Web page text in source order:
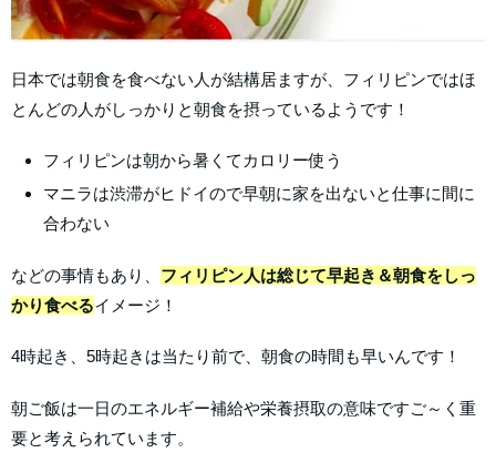
日本では朝食を食べない人が結構居ますが、フィリピンではほ
とんどの人がしっかりと朝食を摂っているようです！
フィリピンは朝から暑くてカロリー使う
マニラは渋滞がヒドイので早朝に家を出ないと仕事に間に
合わない
などの事情もあり、 フィリピン人は総じて早起き＆朝食をしっ
かり食べるイメージ！
4時起き、5時起きは当たり前で、朝食の時間も早いんです！
朝ご飯は一日のエネルギー補給や栄養摂取の意味ですご～く重
要と考えられています。